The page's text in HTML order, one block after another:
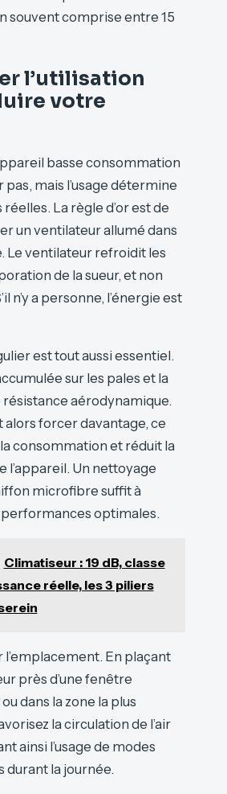
souvent comprise entre 15
l’utilisation
votre
basse consommation
mais l’usage détermine
La règle d’or est de
un ventilateur allumé dans
Le ventilateur refroidit les
de la sueur, et non
n’y a personne, l’énergie est
est tout aussi essentiel.
sur les pales et la
aérodynamique.
alors forcer davantage, ce
consommation et réduit la
l’appareil. Un nettoyage
microfibre suffit à
optimales.
Climatiseur : 19 dB, classe
réelle, les 3 piliers
l’emplacement. En plaçant
près d’une fenêtre
dans la zone la plus
la circulation de l’air
ainsi l’usage de modes
durant la journée.